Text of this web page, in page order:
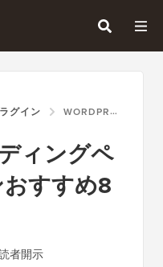
グイン WORDPRESSランディングページプラグインおすすめ8選（2026年版）
ィングペ
すすめ8
者開示